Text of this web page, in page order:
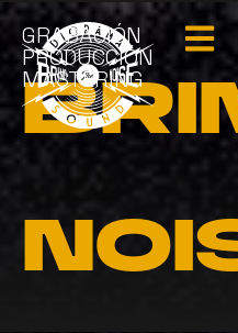
GRABACIÓN
PRODUCCIÓN
MASTERING